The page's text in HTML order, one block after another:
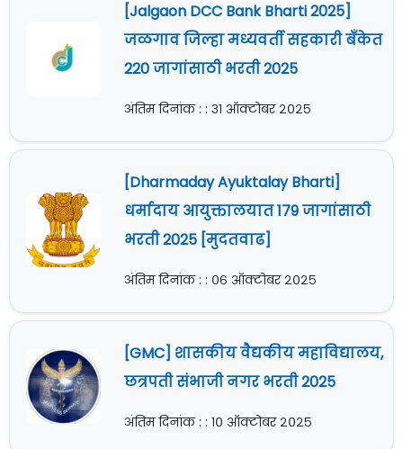
[Jalgaon DCC Bank Bharti 2025]
जळगाव जिल्हा मध्यवर्ती सहकारी बँकेत
220 जागांसाठी भरती 2025
अंतिम दिनांक : : ३१ ऑक्टोबर २०२५
[Dharmaday Ayuktalay Bharti]
धर्मादाय आयुक्तालयात 179 जागांसाठी
भरती 2025 [मुदतवाढ]
अंतिम दिनांक : : ०६ ऑक्टोबर २०२५
[GMC] शासकीय वैद्यकीय महाविद्यालय,
छत्रपती संभाजी नगर भरती 2025
अंतिम दिनांक : : १० ऑक्टोबर २०२५